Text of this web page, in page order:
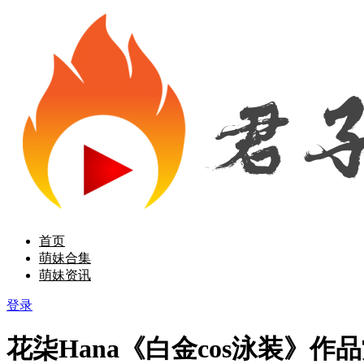
首页
萌妹合集
萌妹资讯
登录
花柒Hana《白金cos泳装》作